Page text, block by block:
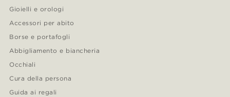
Gioielli e orologi
Accessori per abito
Borse e portafogli
Abbigliamento e biancheria
Occhiali
Cura della persona
Guida ai regali